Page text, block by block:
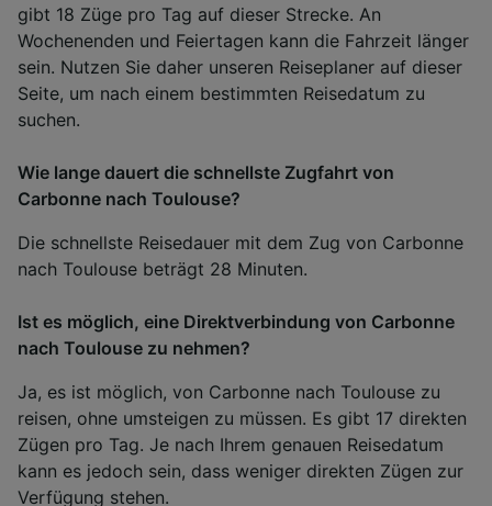
gibt 18 Züge pro Tag auf dieser Strecke. An
Wochenenden und Feiertagen kann die Fahrzeit länger
sein. Nutzen Sie daher unseren Reiseplaner auf dieser
Seite, um nach einem bestimmten Reisedatum zu
suchen.
Wie lange dauert die schnellste Zugfahrt von
Carbonne nach Toulouse?
Die schnellste Reisedauer mit dem Zug von Carbonne
nach Toulouse beträgt 28 Minuten.
Ist es möglich, eine Direktverbindung von Carbonne
nach Toulouse zu nehmen?
Ja, es ist möglich, von Carbonne nach Toulouse zu
reisen, ohne umsteigen zu müssen. Es gibt 17 direkten
Zügen pro Tag. Je nach Ihrem genauen Reisedatum
kann es jedoch sein, dass weniger direkten Zügen zur
Verfügung stehen.